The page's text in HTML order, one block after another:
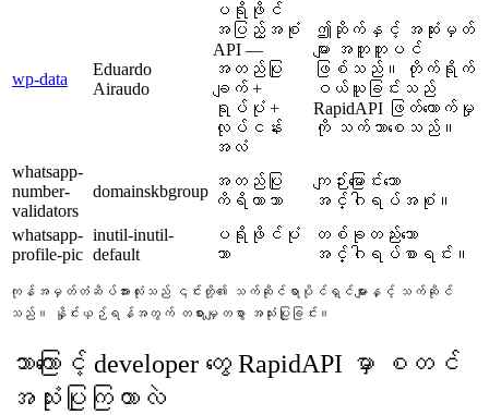
wp-data
Eduardo
Airaudo
ပရိုဖိုင်
အပြည့်အစုံ
API —
အတည်ပြု
ချက် +
ရုပ်ပုံ +
လုပ်ငန်း
အလံ
ဤဆိုက်နှင့် အဆုံးမှတ်
များ အတူတူပင်
ဖြစ်သည်။ တိုက်ရိုက်
ဝယ်ယူခြင်းသည်
RapidAPI ဖြတ်တောက်မှု
ကို သက်သာစေသည်။
whatsapp-
number-
validators
domainskbgroup
အတည်ပြု
ကိရိယာသာ
ကျဉ်းမြောင်းသော
အင်္ဂါရပ်အစုံ။
whatsapp-
profile-pic
inutil-inutil-
default
ပရိုဖိုင်ပုံ
သာ
တစ်ခုတည်းသော
အင်္ဂါရပ်စာရင်း။
ကုန်အမှတ်တံဆိပ်အားလုံးသည် ၎င်းတို့၏ သက်ဆိုင်ရာပိုင်ရှင်များနှင့် သက်ဆိုင်
သည်။ နှိုင်းယှဉ်ရန်အတွက် တရားမျှတစွာ အသုံးပြုခြင်း။
ဘာကြောင့် developer တွေ RapidAPI မှာ စတင်
အသုံးပြုကြတာလဲ